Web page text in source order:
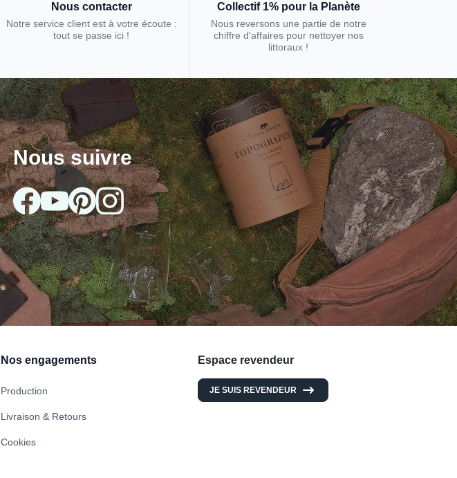
Nous contacter
Notre service client est à votre écoute :
tout se passe ici !
Collectif 1% pour la Planète
Nous reversons une partie de notre
chiffre d'affaires pour nettoyer nos
littoraux !
Nous suivre
Nos engagements
Production
Livraison & Retours
Cookies
Espace revendeur
JE SUIS REVENDEUR